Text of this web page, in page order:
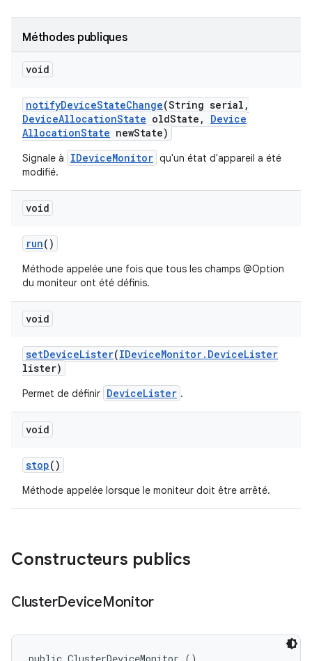
Méthodes publiques
void
notifyDeviceStateChange(String serial ,
DeviceAllocationState oldState ,
Device
AllocationState newState)
Signale à IDeviceMonitor qu'un état d'appareil a été
modifié.
void
run()
Méthode appelée une fois que tous les champs @Option
du moniteur ont été définis.
void
setDeviceLister(IDeviceMonitor. DeviceLister
lister)
Permet de définir DeviceLister .
void
stop()
Méthode appelée lorsque le moniteur doit être arrêté.
Constructeurs publics
ClusterDeviceMonitor